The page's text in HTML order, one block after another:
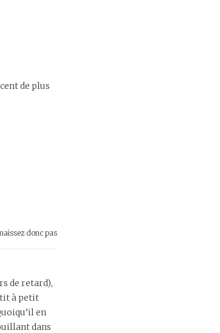
de plus
donc pas
de retard),
à petit
en
dans